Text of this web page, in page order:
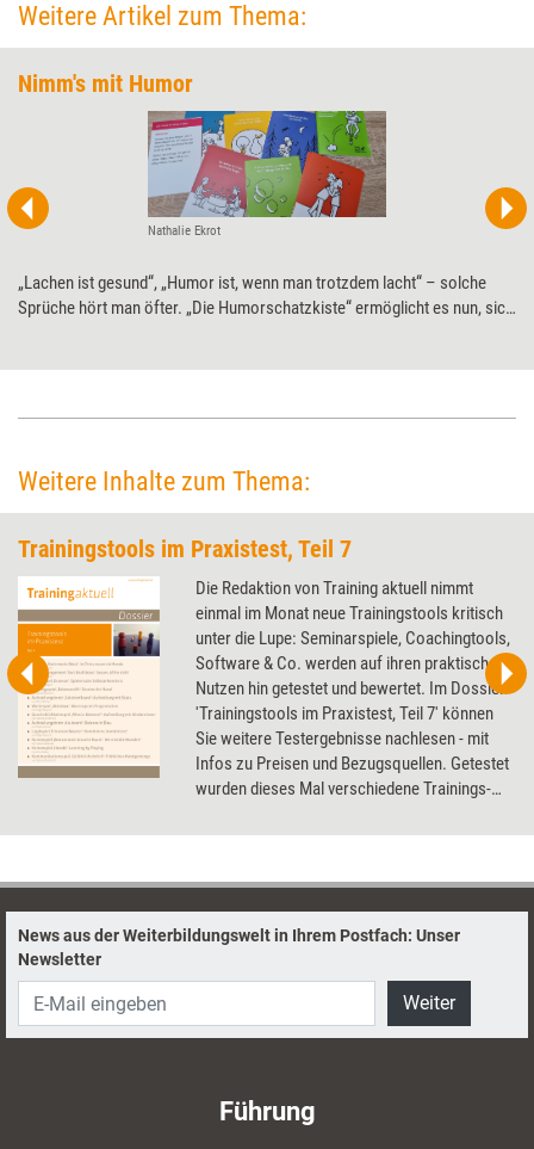
Weitere Artikel zum Thema:
Nimm's mit Humor
Nathalie Ekrot
„Lachen ist gesund“, „Humor ist, wenn man trotzdem lacht“ – solche
Sprüche hört man öfter. „Die Humorschatzkiste“ ermöglicht es nun, sich
Weitere Inhalte zum Thema:
Trainingstools im Praxistest, Teil 7
Die Redaktion von Training aktuell nimmt
einmal im Monat neue Trainingstools kritisch
unter die Lupe: Seminarspiele, Coachingtools,
Software & Co. werden auf ihren praktischen
Nutzen hin getestet und bewertet. Im Dossier
'Trainingstools im Praxistest, Teil 7' können
Sie weitere Testergebnisse nachlesen - mit
Infos zu Preisen und Bezugsquellen. Getestet
wurden dieses Mal verschiedene Trainings-
und mehrere Aufstellungsbretter.
News aus der Weiterbildungswelt in Ihrem Postfach: Unser
Newsletter
Weiter
Führung